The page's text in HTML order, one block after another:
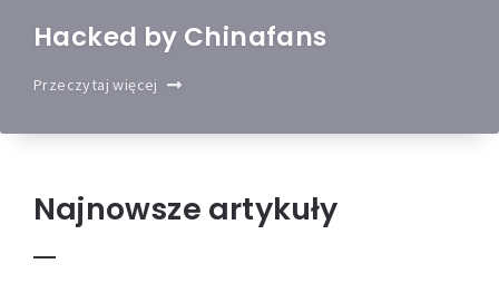
Hacked by Chinafans
Przeczytaj więcej
Najnowsze artykuły